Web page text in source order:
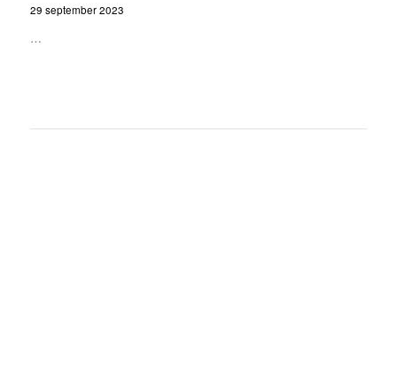
29 september 2023
…